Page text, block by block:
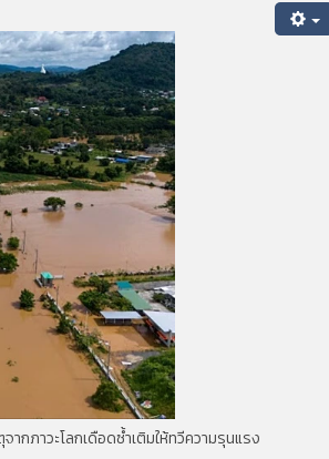
กภาวะโลกเดือดซ้ำเติมให้ทวีความรุนแรง